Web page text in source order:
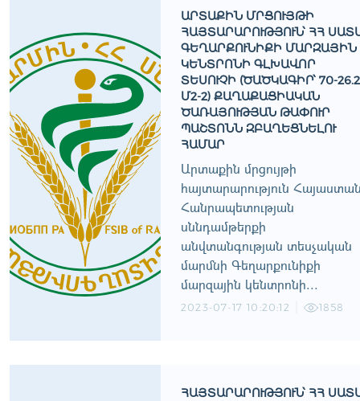
ԱՐՏԱՔԻՆ ՄՐՑՈՒՅԹԻ
ՀԱՅՏԱՐԱՐՈՒԹՅՈՒՆ՝ ՀՀ
ԳԵՂԱՐՔՈՒՆԻՔԻ ՄԱՐԶԱՅԻՆ
ԿԵՆՏՐՈՆԻ ԳԼԽԱՎՈՐ
ՏԵՍՈՒՉԻ (ԾԱԾԿԱԳԻՐ՝ 70-
Մ2-2) ՔԱՂԱՔԱՑԻԱԿԱՆ
ԾԱՌԱՅՈՒԹՅԱՆ ԹԱՓՈՒՐ
ՊԱՇՏՈՆՆ ԶԲԱՂԵՑՆԵԼՈՒ
ՀԱՄԱՐ
Արտաքին մրցույթի
հայտարարություն
Հանրապետության
սննդամթերքի
անվտանգության տեսչական
մարմնի Գեղարքունիքի
մարզային կենտրոնի...
2023-07-17 10:20:12 1858
ՀԱՅՏԱՐԱՐՈՒԹՅՈՒՆ՝ ՀՀ